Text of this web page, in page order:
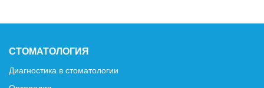
СТОМАТОЛОГИЯ
Диагностика в стоматологии